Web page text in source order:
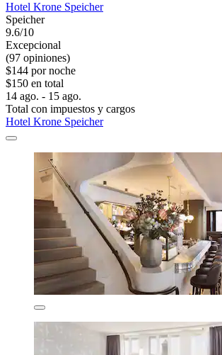
Hotel Krone Speicher
Speicher
9.6/10
Excepcional
(97 opiniones)
$144 por noche
$150 en total
14 ago. - 15 ago.
Total con impuestos y cargos
Hotel Krone Speicher